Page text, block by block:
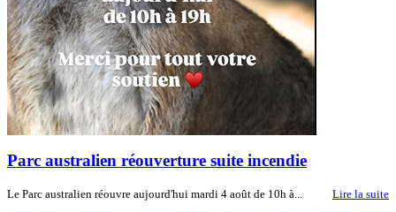
Parc australien réouverture suite incendie
Le Parc australien réouvre aujourd'hui mardi 4 août de 10h à... Lire la suite